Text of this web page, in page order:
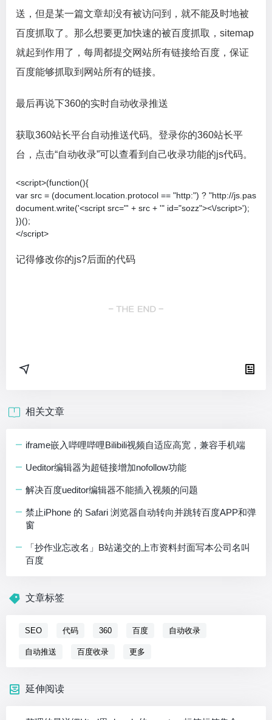
送，但是某一篇文章却没有被访问到，就不能及时地被
百度抓取了。那么想要更加快速的被百度抓取，sitemap
就起到作用了，每周都提交网站所有链接给百度，保证
百度能够抓取到网站所有的链接。
最后再说下360的实时自动收录推送
获取360站长平台自动推送代码。登录你的360站长平
台，点击“自动收录”可以查看到自己收录功能的js代码。
<script>(function(){
var src = (document.location.protocol == "http:") ? "http://
document.write('<script src="' + src + '" id="sozz"><\/script>');
})();
</script>
记得修改你的js?后面的代码
相关文章
iframe嵌入哔哩哔哩Bilibili视频自适应高宽，兼容手机端
Ueditor编辑器为超链接增加nofollow功能
解决百度ueditor编辑器不能插入视频的问题
禁止iPhone 的 Safari 浏览器自动转向并跳转百度APP和弹
窗
「抄作业忘改名」B站递交的上市资料封面写本公司名叫
百度
文章标签
SEO 代码 360 百度 自动收录
自动推送 百度收录 更多
延伸阅读